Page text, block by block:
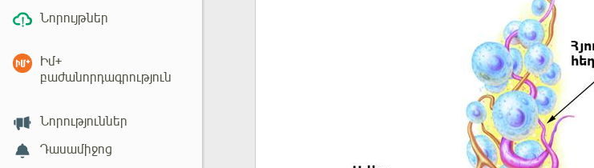
Նորույթներ
Իմ+
բաժանորդագրություն
Նորություններ
Դասամիջոց